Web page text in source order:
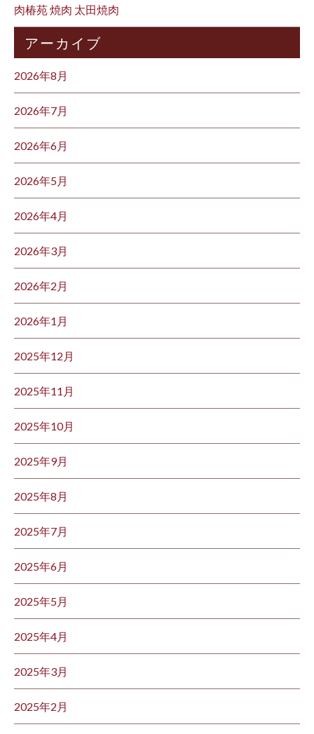
肉椿苑 焼肉 太田焼肉
アーカイブ
2026年8月
2026年7月
2026年6月
2026年5月
2026年4月
2026年3月
2026年2月
2026年1月
2025年12月
2025年11月
2025年10月
2025年9月
2025年8月
2025年7月
2025年6月
2025年5月
2025年4月
2025年3月
2025年2月